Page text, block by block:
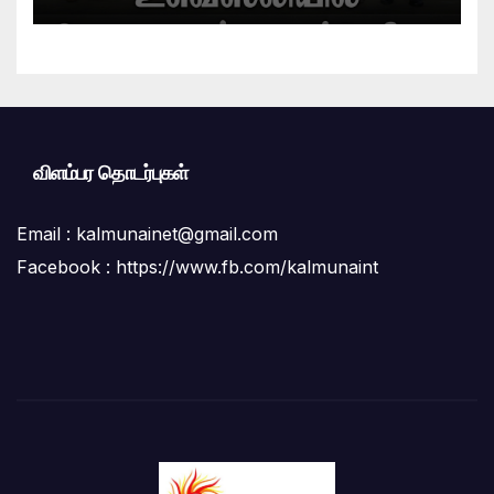
விளம்பர தொடர்புகள்
Email : kalmunainet@gmail.com
Facebook : https://www.fb.com/kalmunaint